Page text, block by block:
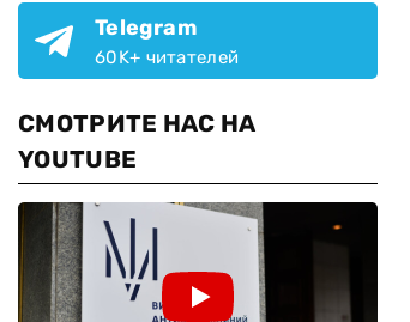
Telegram
60K+ читателей
СМОТРИТЕ НАС НА
YOUTUBE